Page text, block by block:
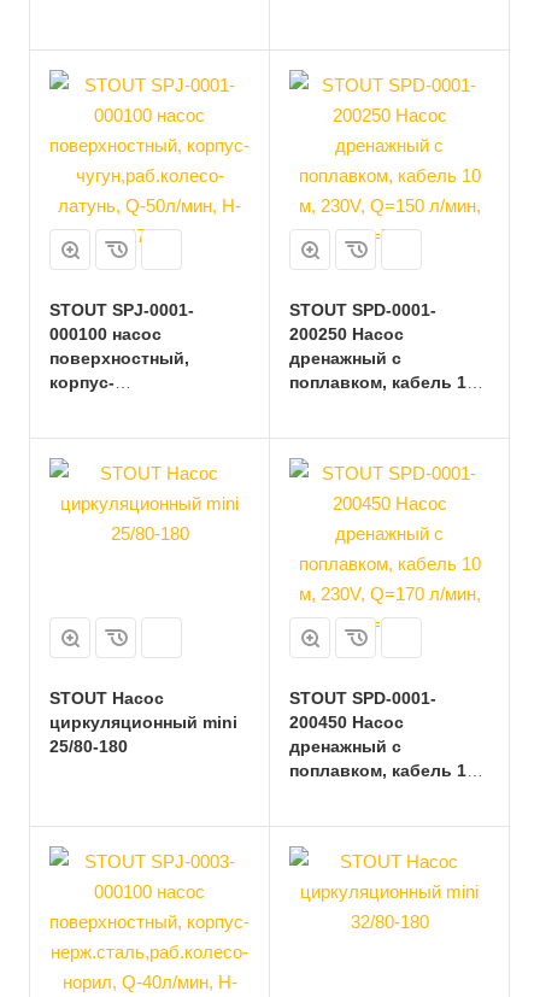
STOUT SPJ-0001-
000100 насос
поверхностный,
корпус-
47,5м
STOUT SPD-0001-
200250 Насос
дренажный с
поплавком, кабель 10
STOUT Насос
циркуляционный mini
25/80-180
STOUT SPD-0001-
200450 Насос
дренажный с
поплавком, кабель 10